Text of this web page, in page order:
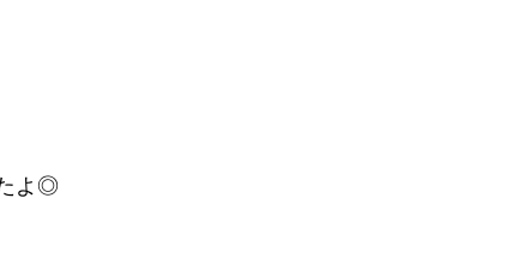
よ◎